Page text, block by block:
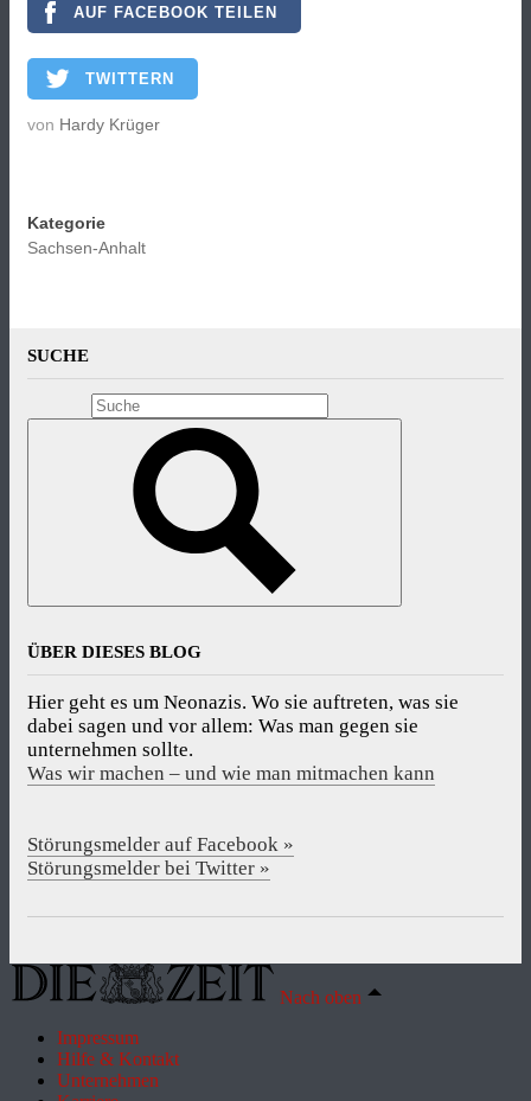
AUF FACEBOOK TEILEN
TWITTERN
von Hardy Krüger
Kategorie
Sachsen-Anhalt
SUCHE
ÜBER DIESES BLOG
Hier geht es um Neonazis. Wo sie auftreten, was sie
dabei sagen und vor allem: Was man gegen sie
unternehmen sollte.
Was wir machen – und wie man mitmachen kann
Störungsmelder auf Facebook »
Störungsmelder bei Twitter »
Nach oben
Impressum
Hilfe & Kontakt
Unternehmen